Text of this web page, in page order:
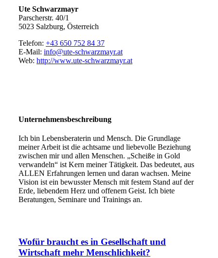
Ute Schwarzmayr
Parscherstr. 40/1
5023 Salzburg, Österreich
Telefon: +43 650 752 84 37
E-Mail: info@ute-schwarzmayr.at
Web: http://www.ute-schwarzmayr.at
Unternehmensbeschreibung
Ich bin Lebensberaterin und Mensch. Die Grundlage
meiner Arbeit ist die achtsame und liebevolle Beziehung
zwischen mir und allen Menschen. „Scheiße in Gold
verwandeln“ ist Kern meiner Tätigkeit. Das bedeutet, aus
ALLEN Erfahrungen lernen und daran wachsen. Meine
Vision ist ein bewusster Mensch mit festem Stand auf der
Erde, liebendem Herz und offenem Geist. Ich biete
Beratungen, Seminare und Trainings an.
Wofür braucht es in Gesellschaft und
Wirtschaft mehr Menschlichkeit?